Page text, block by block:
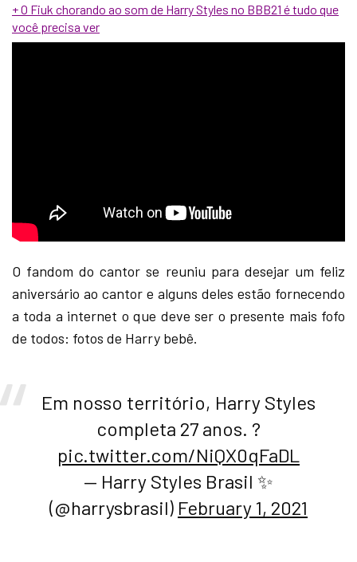
+ O Fiuk chorando ao som de Harry Styles no BBB21 é tudo que
você precisa ver
O fandom do cantor se reuniu para desejar um feliz
aniversário ao cantor e alguns deles estão fornecendo
a toda a internet o que deve ser o presente mais fofo
de todos: fotos de Harry bebê.
Em nosso território, Harry Styles
completa 27 anos. ?
pic.twitter.com/NiQX0qFaDL
— Harry Styles Brasil ✨
(@harrysbrasil) February 1, 2021